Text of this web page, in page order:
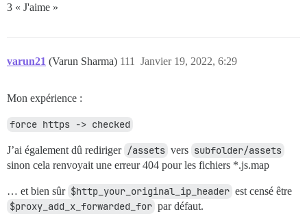
3 « J'aime »
varun21 (Varun Sharma) Janvier 19, 2022, 6:29
111
Mon expérience :
force https -> checked
J’ai également dû rediriger /assets vers subfolder/assets
sinon cela renvoyait une erreur 404 pour les fichiers *.js.map
… et bien sûr $http_your_original_ip_header est censé être
$proxy_add_x_forwarded_for par défaut.